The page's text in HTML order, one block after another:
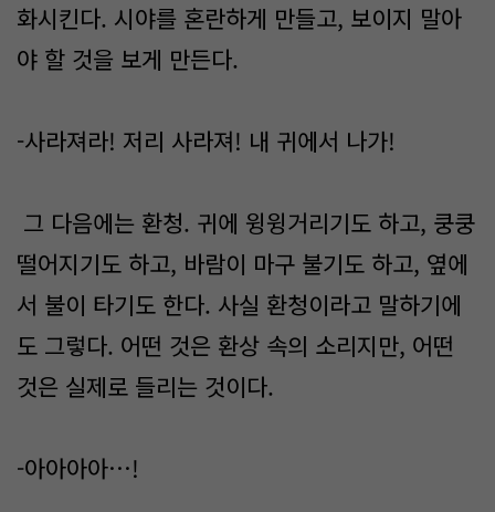
화시킨다. 시야를 혼란하게 만들고, 보이지 말아
야 할 것을 보게 만든다.
-사라져라! 저리 사라져! 내 귀에서 나가!
그 다음에는 환청. 귀에 윙윙거리기도 하고, 쿵쿵
떨어지기도 하고, 바람이 마구 불기도 하고, 옆에
서 불이 타기도 한다. 사실 환청이라고 말하기에
도 그렇다. 어떤 것은 환상 속의 소리지만, 어떤
것은 실제로 들리는 것이다.
-아아아아…!